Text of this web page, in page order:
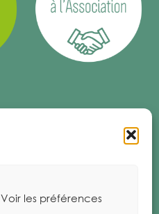
Voir les préférences